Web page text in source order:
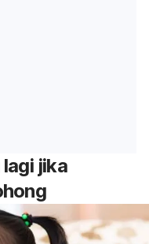
jika